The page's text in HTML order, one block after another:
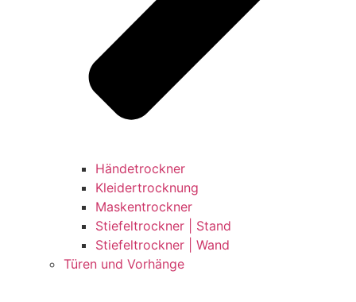
Händetrockner
Kleidertrocknung
Maskentrockner
Stiefeltrockner | Stand
Stiefeltrockner | Wand
Türen und Vorhänge